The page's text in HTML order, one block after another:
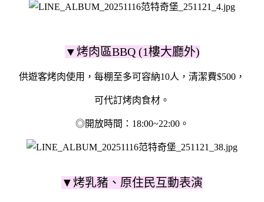
▼烤肉區BBQ (1樓大廳外)
供遊客烤肉使用，每棚至多可容納10人，清潔費$500，
可代訂烤肉食材。
◎開放時間：18:00~22:00。
▼烤乳豬、原住民互動表演